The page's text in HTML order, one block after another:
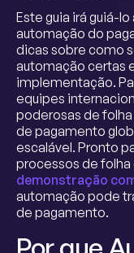
Este guia irá guiá-
automação do
dicas sobre como
automação certas
implementação.
equipes
poderosas de
de pagamento
escalável. Pronto
processos de
demonstração
automação pode
de pagamento.